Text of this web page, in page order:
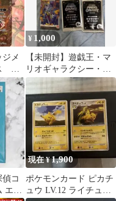
メ
勝商
¥ 1,000
【未開封】遊戯王・マ
リオギャラクシー・ド
ラゴンボール 映画/限定
特典カード6点
コ
グ
現在 ¥1,900
ポケモンカード ピカチ
ュウ LV.12 ライチュウ